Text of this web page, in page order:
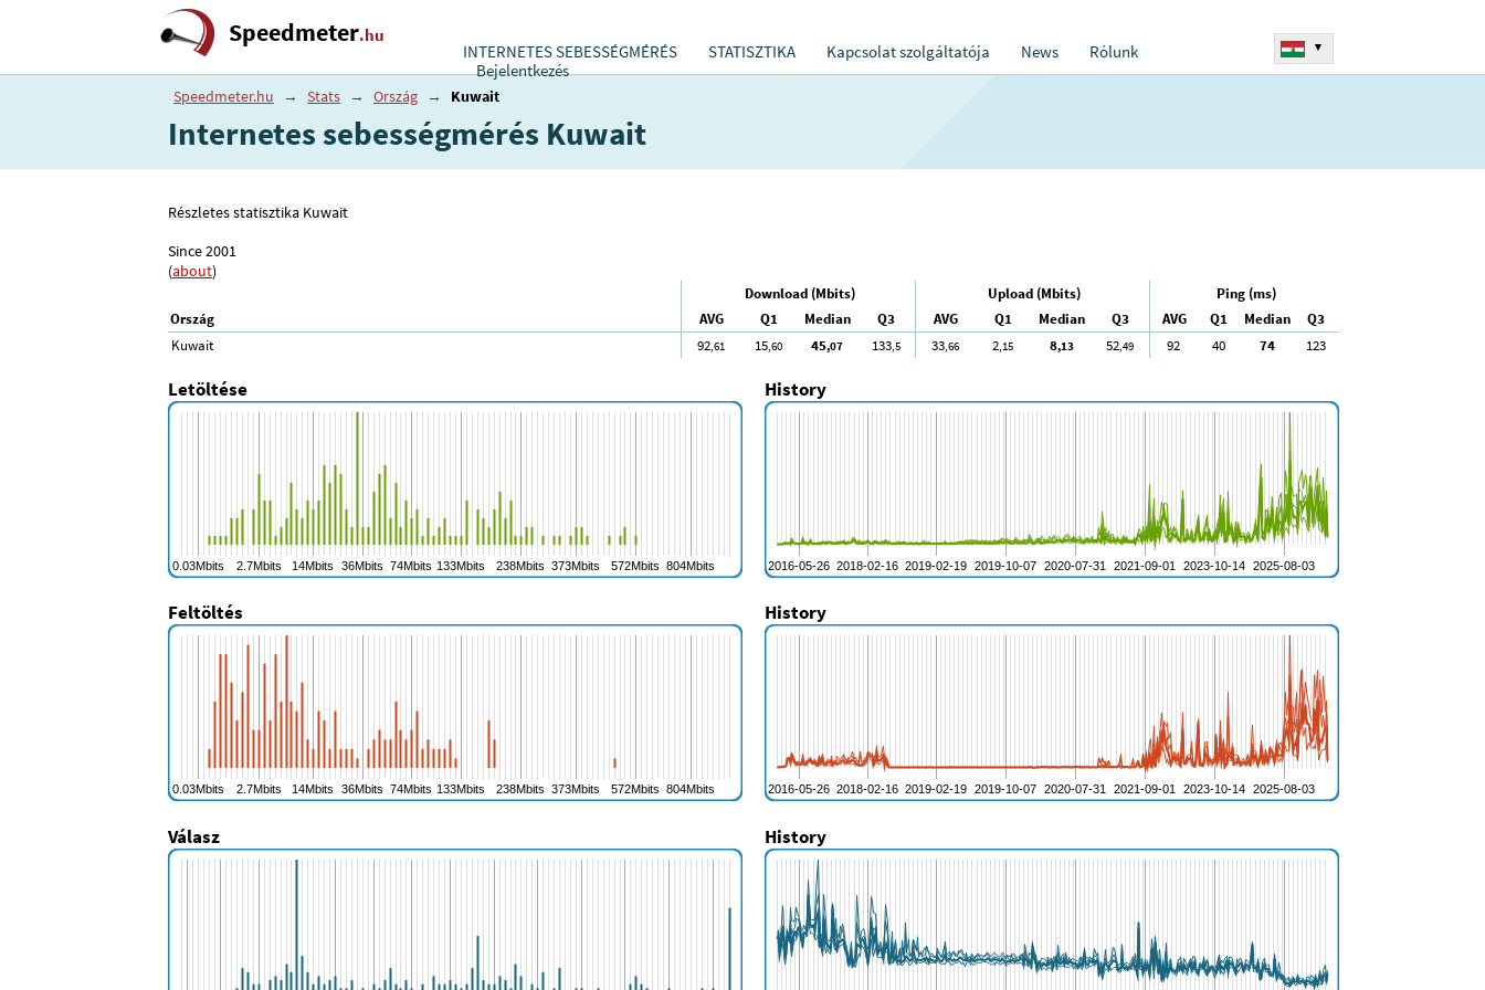
Speedmeter.hu
INTERNETES SEBESSÉGMÉRÉS STATISZTIKA Kapcsolat szolgáltatója News
Rólunk
Bejelentkezés
▾
Speedmeter.hu → Stats → Ország → Kuwait
Internetes sebességmérés Kuwait
Részletes statisztika Kuwait
Since 2001
(about)
Download (Mbits) Upload (Mbits)
Ping (ms)
Ország
AVG Q1 Median Q3 AVG Q1 Median Q3 AVG Q1 Median
Q3
Kuwait
92,61 15,60 45,07 133,5 33,66 2,15 8,13 52,49 92 40 74 123
Letöltése History
Feltöltés History
Válasz History